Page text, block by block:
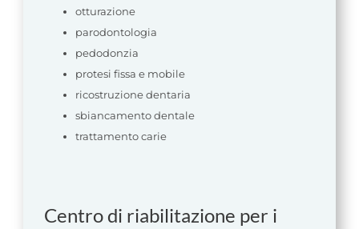
otturazione
parodontologia
pedodonzia
protesi fissa e mobile
ricostruzione dentaria
sbiancamento dentale
trattamento carie
Centro di riabilitazione per i